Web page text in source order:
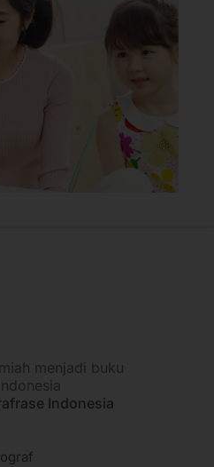
menjadi buku
Indonesia